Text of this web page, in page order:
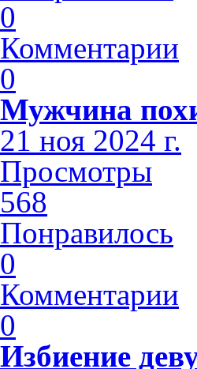
0
Комментарии
0
Мужчина
21 ноя 2024 г.
Просмотры
568
Понравилось
0
Комментарии
0
Избиение